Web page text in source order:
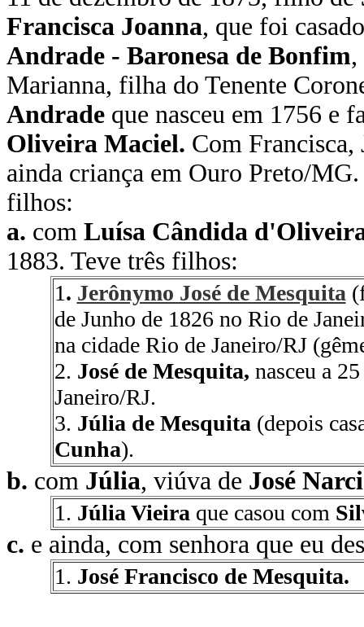
Francisca Joanna, que foi
Andrade - Baronesa de Bonfim
Marianna, filha do Tenente
Andrade que nasceu em 1756 e
Oliveira Maciel. Com
ainda criança em Ouro Preto/
filhos:
a. com Luísa Cândida
1883. Teve três filhos:
1. Jerônymo José de Mesquita
de Junho de 1826 no Rio de
na cidade Rio de Janeiro/RJ
2. José de Mesquita, nasceu a
Janeiro/RJ.
3. Júlia de Mesquita (depois
Cunha).
b. com Júlia, viúva de José
1. Júlia Vieira que casou com
c. e ainda, com senhora que eu
1. José Francisco de Mesquita.